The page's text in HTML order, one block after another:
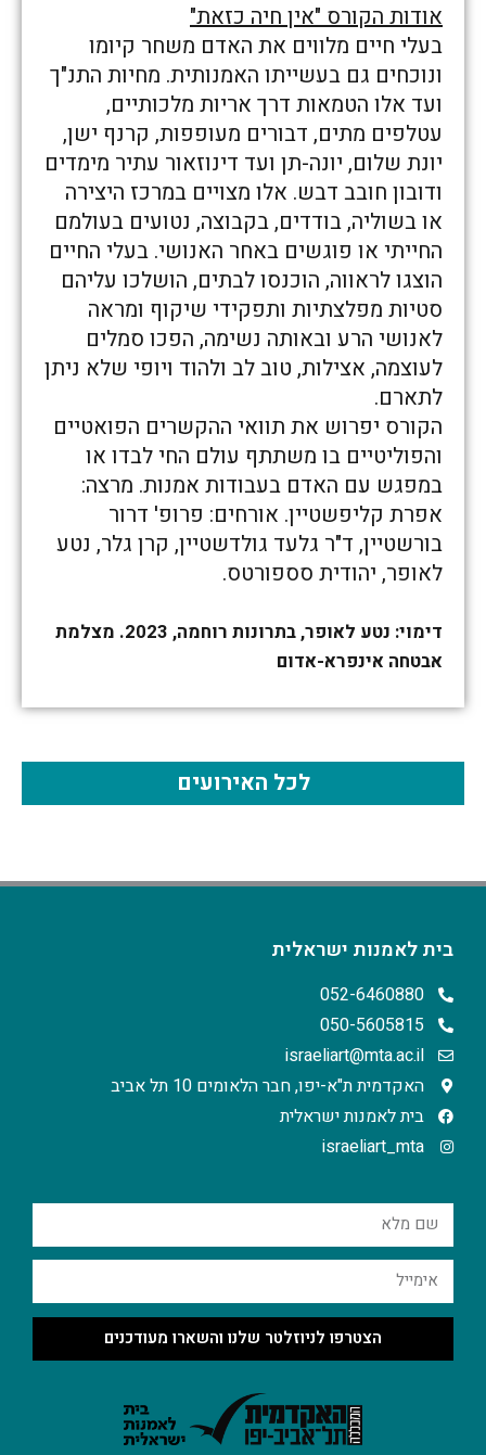
אודות הקורס "אין חיה כזאת"
בעלי חיים מלווים את האדם משחר קיומו
ונוכחים גם בעשייתו האמנותית. מחיות התנ"ך
ועד אלו הטמאות דרך אריות מלכותיים,
עטלפים מתים, דבורים מעופפות, קרנף ישן,
יונת שלום, יונה-תן ועד דינוזאור עתיר מימדים
ודובון חובב דבש. אלו מצויים במרכז היצירה
או בשוליה, בודדים, בקבוצה, נטועים בעולמם
החייתי או פוגשים באחר האנושי. בעלי החיים
הוצגו לראווה, הוכנסו לבתים, הושלכו עליהם
סטיות מפלצתיות ותפקידי שיקוף ומראה
לאנושי הרע ובאותה נשימה, הפכו סמלים
לעוצמה, אצילות, טוב לב ולהוד ויופי שלא ניתן
לתארם.
הקורס יפרוש את תוואי ההקשרים הפואטיים
והפוליטיים בו משתתף עולם החי לבדו או
במפגש עם האדם בעבודות אמנות. מרצה:
אפרת קליפשטיין. אורחים: פרופ' דרור
בורשטיין, ד"ר גלעד גולדשטיין, קרן גלר, נטע
לאופר, יהודית סספורטס.
דימוי: נטע לאופר, בתרונות רוחמה, 2023. מצלמת
אבטחה אינפרא-אדום
לכל האירועים
בית לאמנות ישראלית
052-6460880
050-5605815
israeliart@mta.ac.il
האקדמית ת"א-יפו, חבר הלאומים 10 תל אביב
בית לאמנות ישראלית
israeliart_mta
הצטרפו לניוזלטר שלנו והשארו מעודכנים